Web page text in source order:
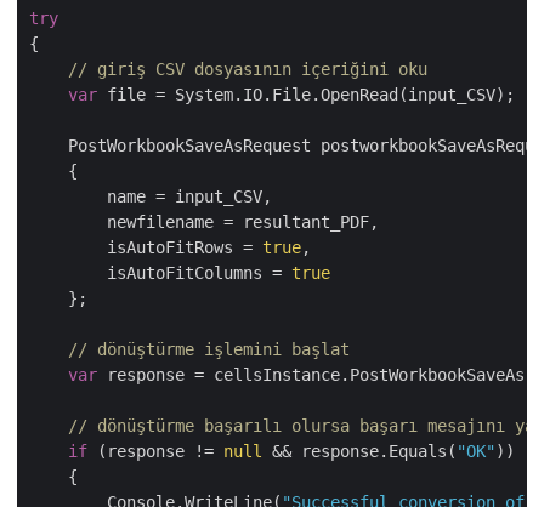
try
{
// giriş CSV dosyasının içeriğini oku
var file = System.IO.File.OpenRead(input_CSV);
PostWorkbookSaveAsRequest
    {
        name = input_CSV,
        newfilename = resultant_PDF,
        isAutoFitRows =
true,
        isAutoFitColumns =
true
    };
// dönüştürme işlemini başlat
var response =
// dönüştürme başarılı olursa başarı mesajını
if (response != null && response.Equals( "OK" ))
    {
        Console.WriteLine(
"Successful conversion of